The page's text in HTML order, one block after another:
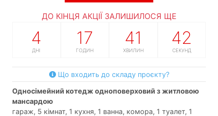
ДО КІНЦЯ АКЦІЇ ЗАЛИШИЛОСЯ ЩЕ
4
ДНІ
17
ГОДИН
41
ХВИЛИН
42
СЕКУНД
Що входить до складу проєкту?
односімейний котедж одноповерховий з житловою
мансардою
гараж, 5 кімнат, 1 кухня, 1 ванна, комора, 1 туалет, 1